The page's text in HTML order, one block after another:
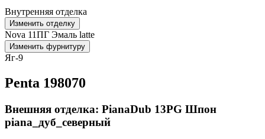
Внутренняя отделка
Изменить отделку
Nova 11ПГ Эмаль latte
Изменить фурнитуру
Яг-9
Penta 198070
Внешняя отделка: PianaDub 13PG Шпон
piana_дуб_северный